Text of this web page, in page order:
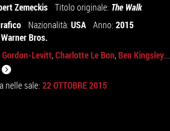
Zemeckis Titolo originale: The Walk
Nazionalità: USA Anno: 2015
Warner Bros.
Levitt,Charlotte Le Bon, Ben Kingsley...
nelle sale: 22 OTTOBRE 2015